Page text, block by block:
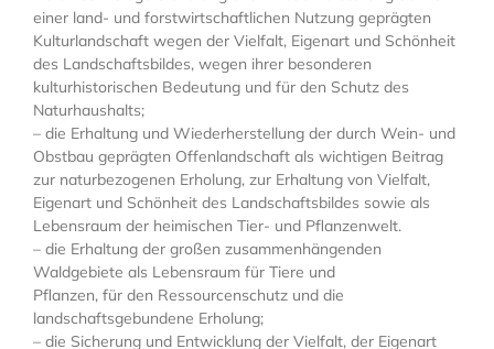
einer land- und forstwirtschaftlichen Nutzung geprägten
Kulturlandschaft wegen der Vielfalt, Eigenart und Schönheit
des Landschaftsbildes, wegen ihrer besonderen
kulturhistorischen Bedeutung und für den Schutz des
Naturhaushalts;
– die Erhaltung und Wiederherstellung der durch Wein- und
Obstbau geprägten Offenlandschaft als wichtigen Beitrag
zur naturbezogenen Erholung, zur Erhaltung von Vielfalt,
Eigenart und Schönheit des Landschaftsbildes sowie als
Lebensraum der heimischen Tier- und Pflanzenwelt.
– die Erhaltung der großen zusammenhängenden
Waldgebiete als Lebensraum für Tiere und
Pflanzen, für den Ressourcenschutz und die
landschaftsgebundene Erholung;
– die Sicherung und Entwicklung der Vielfalt, der Eigenart